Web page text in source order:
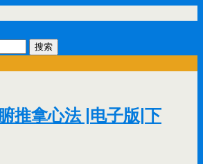
推拿心法 |电子版|下